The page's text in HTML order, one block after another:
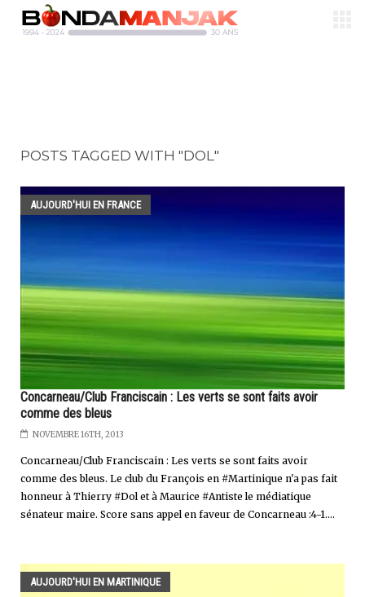
POSTS TAGGED WITH "DOL"
AUJOURD'HUI EN FRANCE
Concarneau/Club Franciscain : Les verts se sont faits avoir
comme des bleus
NOVEMBRE 16TH, 2013
Concarneau/Club Franciscain : Les verts se sont faits avoir
comme des bleus. Le club du François en #Martinique n'a pas fait
honneur à Thierry #Dol et à Maurice #Antiste le médiatique
sénateur maire. Score sans appel en faveur de Concarneau :4-1....
AUJOURD'HUI EN MARTINIQUE